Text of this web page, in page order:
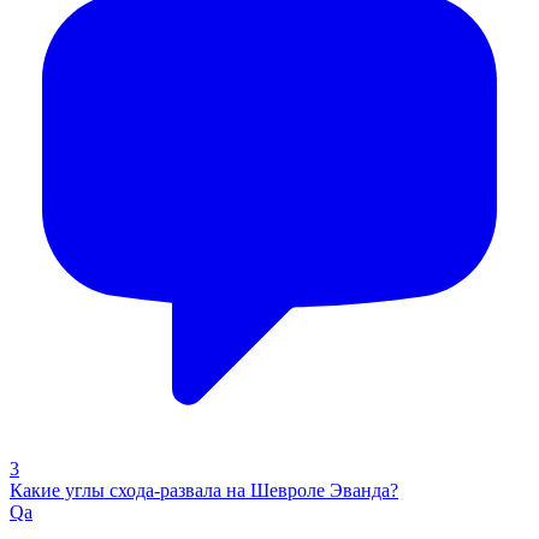
3
Какие углы схода-развала на Шевроле Эванда?
Qa